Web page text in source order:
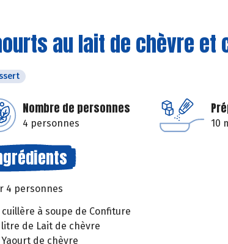
au lait de chèvre
Nombre de personnes
4 personnes 10
4 personnes
cuillère à soupe de Confiture
litre de Lait de chèvre
Yaourt de chèvre